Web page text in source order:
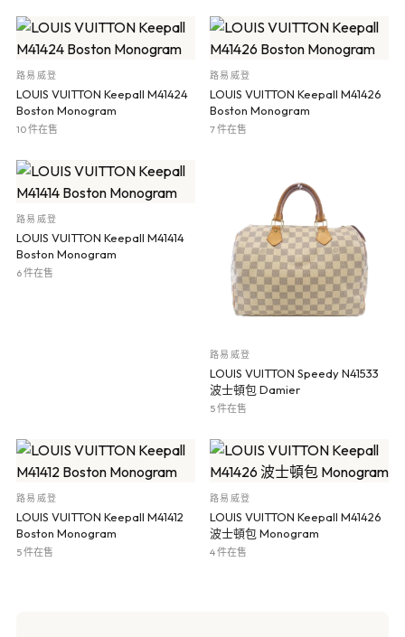
路易威登
LOUIS VUITTON Keepall M41424
Boston Monogram
10 件在售
路易威登
LOUIS VUITTON Keepall M41426
Boston Monogram
7 件在售
路易威登
LOUIS VUITTON Keepall M41414
Boston Monogram
6 件在售
路易威登
LOUIS VUITTON Speedy N41533
波士頓包 Damier
5 件在售
路易威登
LOUIS VUITTON Keepall M41412
Boston Monogram
5 件在售
路易威登
LOUIS VUITTON Keepall M41426
波士頓包 Monogram
4 件在售